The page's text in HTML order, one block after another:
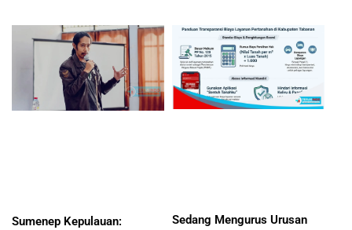
Sumenep Kepulauan:
Sedang Mengurus Urusan